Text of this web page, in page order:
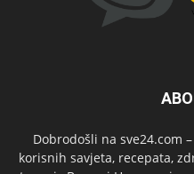
Dobrodošli na sve24.com
korisnih savjeta, recepata,